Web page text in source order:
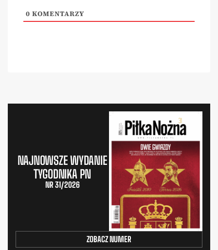
0 KOMENTARZY
NAJNOWSZE WYDANIE
TYGODNIKA PN
NR 31/2026
ZOBACZ NUMER